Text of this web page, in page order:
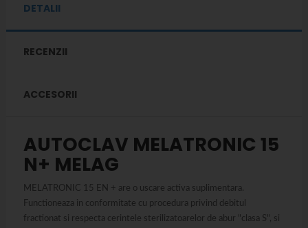
DETALII
RECENZII
ACCESORII
AUTOCLAV MELATRONIC 15
N+ MELAG
MELATRONIC 15 EN + are o uscare activa suplimentara.
Functioneaza in conformitate cu procedura privind debitul
fractionat si respecta cerintele sterilizatoarelor de abur "clasa S", si